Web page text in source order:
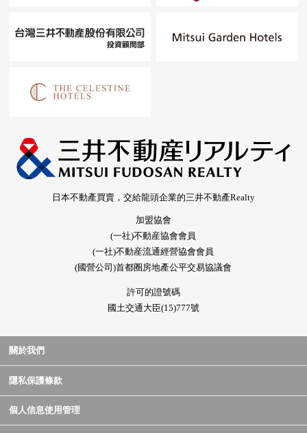
日本不動產買賣，交給龍頭企業的三井不動產Realty
加盟協會
(一社)不動産協會會員
(一社)不動産流通經營協會會員
(國營公司)首都圈房地產公平交易協議會
許可的證號碼
國土交通大臣(15)777號
關於我們
隱私保護條款
個人信息使用管理